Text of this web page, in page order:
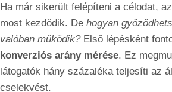
Ha már sikerült felépíteni a célodat,
most kezdődik. De hogyan
valóban működik?Első lépésként
konverziós arány mérése. Ez
látogatók hány százaléka teljesíti az
cselekvést.